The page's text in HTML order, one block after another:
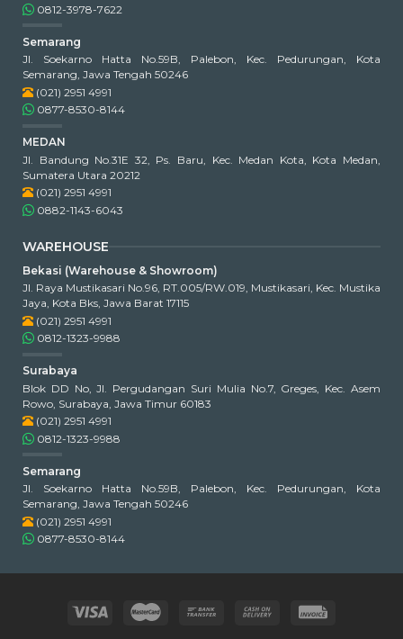
0812-3978-7622
Semarang
Jl. Soekarno Hatta No.59B, Palebon, Kec. Pedurungan, Kota
Semarang, Jawa Tengah 50246
(021) 2951 4991
0877-8530-8144
MEDAN
Jl. Bandung No.31E 32, Ps. Baru, Kec. Medan Kota, Kota Medan,
Sumatera Utara 20212
(021) 2951 4991
0882-1143-6043
WAREHOUSE
Bekasi (Warehouse & Showroom)
Jl. Raya Mustikasari No.96, RT.005/RW.019, Mustikasari, Kec. Mustika
Jaya, Kota Bks, Jawa Barat 17115
(021) 2951 4991
0812-1323-9988
Surabaya
Blok DD No, Jl. Pergudangan Suri Mulia No.7, Greges, Kec. Asem
Rowo, Surabaya, Jawa Timur 60183
(021) 2951 4991
0812-1323-9988
Semarang
Jl. Soekarno Hatta No.59B, Palebon, Kec. Pedurungan, Kota
Semarang, Jawa Tengah 50246
(021) 2951 4991
0877-8530-8144